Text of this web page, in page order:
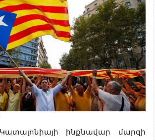
ինքնավար մարզի